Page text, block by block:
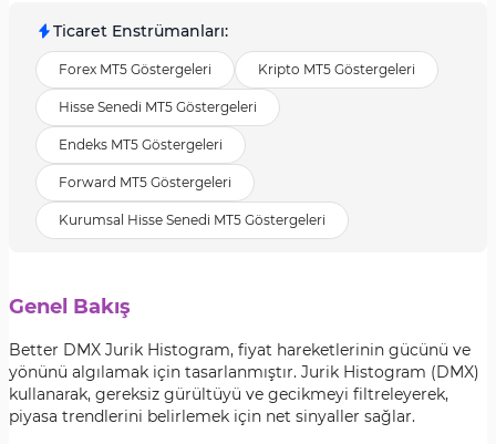
Ticaret Enstrümanları:
Forex MT5 Göstergeleri Kripto MT5 Göstergeleri
Hisse Senedi MT5 Göstergeleri
Endeks MT5 Göstergeleri
Forward MT5 Göstergeleri
Kurumsal Hisse Senedi MT5 Göstergeleri
Genel Bakış
Better DMX Jurik Histogram, fiyat hareketlerinin gücünü ve
yönünü algılamak için tasarlanmıştır. Jurik Histogram (DMX)
kullanarak, gereksiz gürültüyü ve gecikmeyi filtreleyerek,
piyasa trendlerini belirlemek için net sinyaller sağlar.